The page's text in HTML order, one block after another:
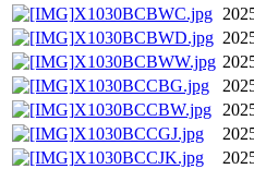
X1030BCBWC.jpg
X1030BCBWD.jpg
X1030BCBWW.jpg
X1030BCCBG.jpg
X1030BCCBW.jpg
X1030BCCGJ.jpg
X1030BCCJK.jpg